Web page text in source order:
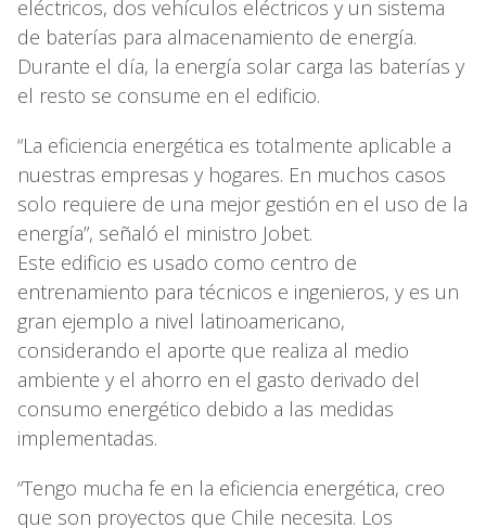
eléctricos, dos vehículos eléctricos y un sistema
de baterías para almacenamiento de energía.
Durante el día, la energía solar carga las baterías y
el resto se consume en el edificio.
“La eficiencia energética es totalmente aplicable a
nuestras empresas y hogares. En muchos casos
solo requiere de una mejor gestión en el uso de la
energía”, señaló el ministro Jobet.
Este edificio es usado como centro de
entrenamiento para técnicos e ingenieros, y es un
gran ejemplo a nivel latinoamericano,
considerando el aporte que realiza al medio
ambiente y el ahorro en el gasto derivado del
consumo energético debido a las medidas
implementadas.
“Tengo mucha fe en la eficiencia energética, creo
que son proyectos que Chile necesita. Los